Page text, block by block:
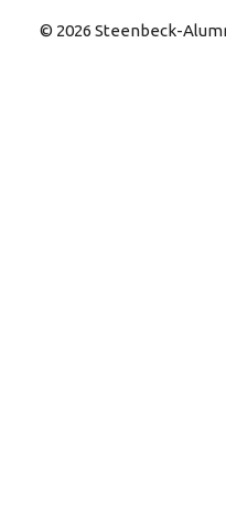
© 2026 Steenbeck-